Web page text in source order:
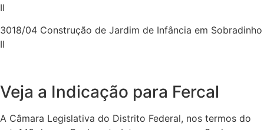
II
3018/04 Construção de Jardim de Infância em Sobradinho
II
Veja a Indicação para Fercal
A Câmara Legislativa do Distrito Federal, nos termos do